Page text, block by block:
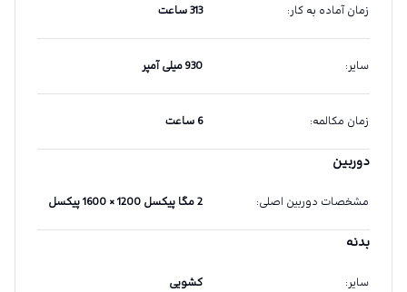
زمان آماده به کار: 313 ساعت
سایر: 930 میلی آمپر
زمان مکالمه: 6 ساعت
دوربین
مشخصات دوربین اصلی: 2 مگا پیکسل 1200 × 1600 پیکسل
بدنه
سایر: کشویی